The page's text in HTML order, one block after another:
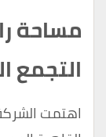
مساحة
التجمع
اهتمت